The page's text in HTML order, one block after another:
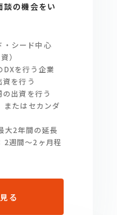
談の機会をい
・シード中心
）
DXを行う企業
を行う
出資を行う
またはセカンダ
大2年間の延長
2週間〜2ヶ月程
る